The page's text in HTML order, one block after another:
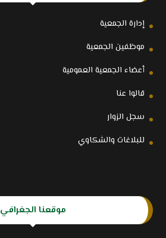
إدارة الجمعية
موظفين الجمعية
أعضاء الجمعية العمومية
قالوا عنا
سجل الزوار
للبلاغات والشكاوي
موقعنا الجغرافي